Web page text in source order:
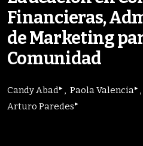
Financieras,
de Marketing
Comunidad
Candy Abad▸ Paola Valencia▸
Arturo Paredes▸